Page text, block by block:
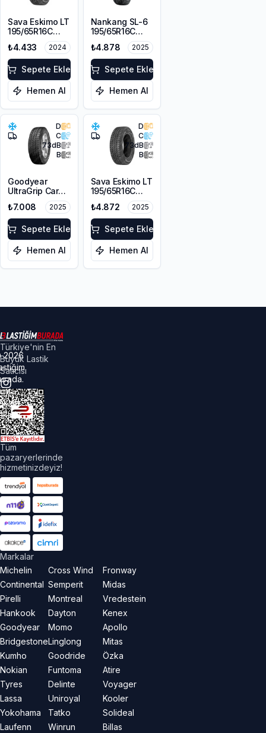
Sava Eskimo LT
195/65R16C
₺4.433 2024
Sepete Ekle
Hemen Al
Nankang SL-6
195/65R16C
₺4.878 2025
Sepete Ekle
Hemen Al
D
C
73dB
B
Goodyear
UltraGrip Cargo
195/65R16C
104/102T M+S
3PMSF
₺7.008 2025
Sepete Ekle
Hemen Al
D
C
73dB
B
Sava Eskimo LT
195/65R16C
₺4.872 2025
Sepete Ekle
Hemen Al
Türkiye'nin En
Büyük Lastik
Satıcısı
Tüm
pazaryerlerinde
hizmetinizdeyiz!
Markalar
Michelin
Continental
Pirelli
Hankook
Goodyear
Bridgestone
Kumho
Nokian
Tyres
Lassa
Yokohama
Laufenn
Cross Wind
Semperit
Montreal
Dayton
Momo
Linglong
Goodride
Funtoma
Delinte
Uniroyal
Tatko
Winrun
Fronway
Midas
Vredestein
Kenex
Apollo
Mitas
Özka
Atire
Voyager
Kooler
Solideal
Billas
2026